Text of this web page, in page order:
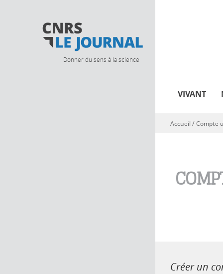
Donner du sens à la science
VIVANT
Vous êtes ici
Accueil/Compte
Créer un